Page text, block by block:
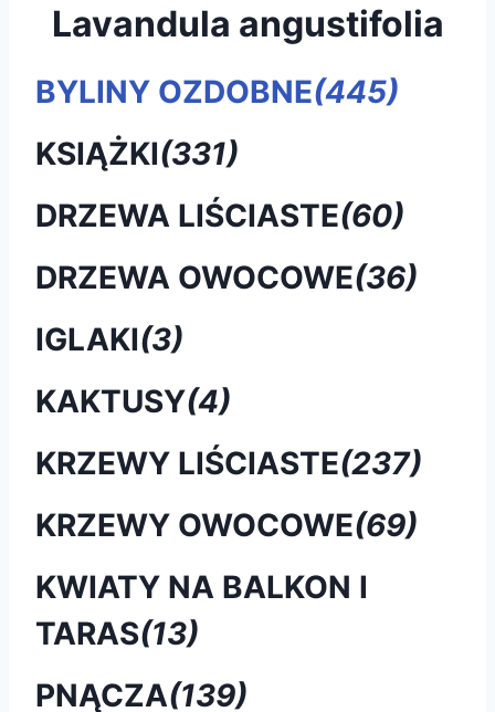
Lavandula angustifolia
BYLINY OZDOBNE(445)
KSIĄŻKI(331)
DRZEWA LIŚCIASTE(60)
DRZEWA OWOCOWE(36)
IGLAKI(3)
KAKTUSY(4)
KRZEWY LIŚCIASTE(237)
KRZEWY OWOCOWE(69)
KWIATY NA BALKON I
TARAS(13)
PNĄCZA(139)